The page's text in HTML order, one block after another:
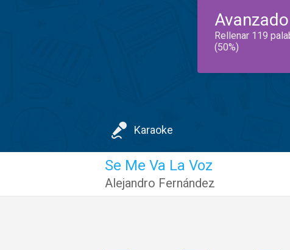
Avanzado
Rellenar 119
(50%)
Karaoke
Se Me Va La Voz
Alejandro Fernández